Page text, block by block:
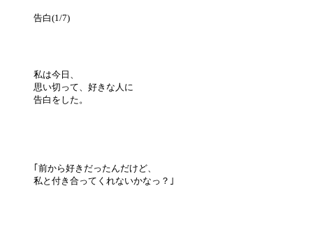
告白(1/7)
私は今日、
思い切って、好きな人に
告白をした。
｢前から好きだったんだけど、
私と付き合ってくれないかなっ？｣